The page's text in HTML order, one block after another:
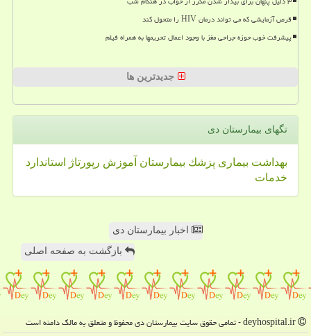
قرص آزمایشی که می تواند درمان HIV را متحول کند
پیشرفت خوب حوزه جراحی مغز با وجود اعمال تحریمها به همراه فیلم
جدیدترین ها
تگهای بیمارستان دی
بهداشت بیماری پزشك بیمارستان آموزش رپورتاژ
استاندارد
خدمات
اخبار بیمارستان دی
بازگشت به صفحه اصلی